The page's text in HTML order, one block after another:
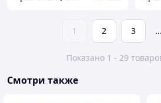
1 2 3 ...
Показано 1 - 29
Смотри также